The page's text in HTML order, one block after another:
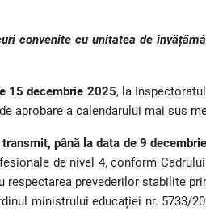
convenite cu unitatea de
15 decembrie 2025, la
aprobare a calendarului mai sus
până la data de 9
de nivel 4, conform
respectarea prevederilor stabilite
ministrului educației nr. 5733/